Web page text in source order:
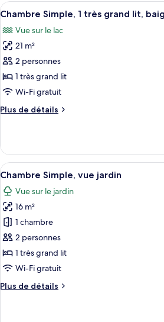
Afficher
toutes
les
photos
pour
ce
type
chambre :
très
grand
lit,
baignoire
à
jets,
vue
lac
Un lit à
3
Chambre Simple, 1 très grand lit,
Vue sur le lac
21 m²
2 personnes
1 très grand lit
Wi-Fi gratuit
Plus de détails
Plus
le
type
de
chambre
Chambre
Simple,
très
grand
lit,
baignoire
à
vue
Afficher
toutes
les
photos
pour
ce
type
de
chambre :
Chambre
Un lit
3
Chambre Simple, vue jardin
Vue sur le jardin
16 m²
1 chambre
2 personnes
1 très grand lit
Wi-Fi gratuit
Plus de détails
Plus